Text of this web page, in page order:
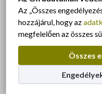
Az „Összes
hozzájárul, hogy az
megfelelően az összes
Összes
Termékeink
20kW-1000kW-os